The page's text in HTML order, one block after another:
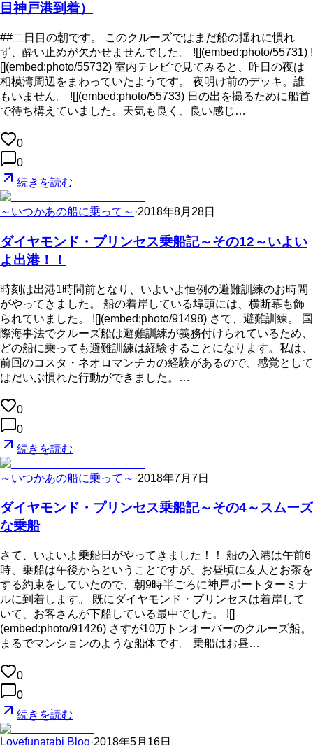
目神戸港到着）
##二日目の朝です。 このクルーズではまだ船の揺れに慣れ
ず、酔い止めが欠かせませんでした。 ![](embed:photo/55731) !
[](embed:photo/55732) 室内テレビで見てみると、昨日の夜は
相模湾周辺をまわっていたようです。 夜明け前のデッキ。誰
もいません。 ![](embed:photo/55733) 日の出を撮るために船首
で待ち構えていました。天気も良く、良い感じ…
0
0
続きを読む
～いつかあの船に乗って～ ·2018年8月28日
ダイヤモンド・プリンセス乗船記～その12～いよい
よ出港！！
時刻は出港1時間前となり、いよいよ恒例の避難訓練のお時間
がやってきました。 船の着岸している埠頭には、横断幕も飾
られていました。 ![](embed:photo/91498) さて、避難訓練。 国
際海事法でクルーズ船は避難訓練が義務付けられているため、
どの船に乗っても避難訓練は経験することになります。私は、
前回のコスタ・ネオロマンチカの経験があるので、感覚として
はだいぶ慣れた行動ができました。…
0
0
続きを読む
～いつかあの船に乗って～ ·2018年7月7日
ダイヤモンド・プリンセス乗船記～その4～スムーズ
な乗船
さて、いよいよ乗船日がやってきました！！ 船の入港は午前6
時、乗船は午後からということですが、お昼頃に友人とお茶を
する約束をしていたので、朝9時半ごろに神戸ポートターミナ
ルに到着します。 既にダイヤモンド・プリンセスは着岸して
いて、お客さんが下船している最中でした。 ![]
(embed:photo/91426) さすが10万トンオーバーのクルーズ船。
まるでマンションのような船体です。 乗船はお昼…
0
0
続きを読む
Lovefunatabi Blog·2018年5月16日